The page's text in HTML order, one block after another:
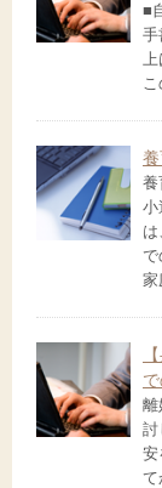
■
手
上
養
小
で
家
離
討
安
て